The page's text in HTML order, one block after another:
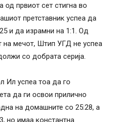
од првиот сет стигна во
претставник успеа да
и да израмни на 1:1. Од
на мечот, Штип УГД не успеа
со добрата серија.
Ил успеа тоа да го
да ги освои прилично
на домашните со 25:28, а
но имаа константна